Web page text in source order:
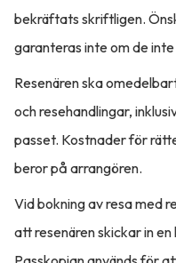
bekräftats skriftligen.
garanteras inte om de
Resenären ska
och resehandlingar,
passet. Kostnader för
beror på arrangören.
Vid bokning av resa med
att resenären skickar in